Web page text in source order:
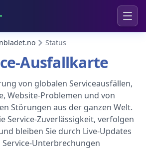
Status
Ausfallkarte
von globalen Serviceausfällen,
Website-Problemen und von
Störungen aus der ganzen Welt.
Service-Zuverlässigkeit, verfolgen
bleiben Sie durch Live-Updates
Unterbrechungen